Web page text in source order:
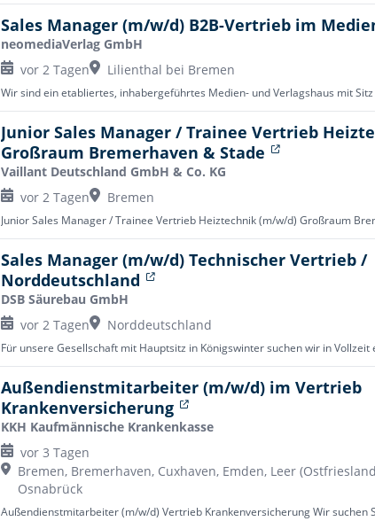
Sales Manager (m/w/d) B2B-Vertrieb im
neomediaVerlag GmbH
vor 2 Tagen
Lilienthal bei Bremen
Junior Sales Manager / Trainee Vertrieb
Großraum Bremerhaven & Stade
Vaillant Deutschland GmbH & Co. KG
vor 2 Tagen
Bremen
Sales Manager (m/w/d) Technischer Vertrieb /
Norddeutschland
DSB Säurebau GmbH
vor 2 Tagen
Norddeutschland
Außendienstmitarbeiter (m/w/d) im Vertrieb
Krankenversicherung
KKH Kaufmännische Krankenkasse
vor 3 Tagen
Bremen, Bremerhaven, Cuxhaven, Emden, Leer
Osnabrück